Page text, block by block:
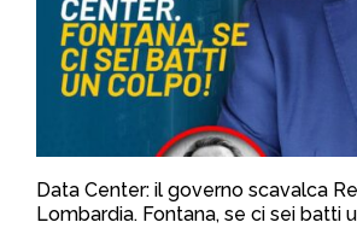
Data Center: il governo scavalca
Lombardia. Fontana, se ci sei batti